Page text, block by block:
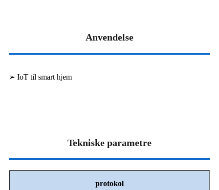
Anvendelse
➢ IoT til smart hjem
Tekniske parametre
protokol